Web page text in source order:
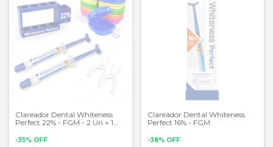
Clareador Dental Whiteness
Perfect 22% - FGM - 2 Un + 1
-35% OFF
Clareador Dental Whiteness
Perfect 16% - FGM
-38% OFF